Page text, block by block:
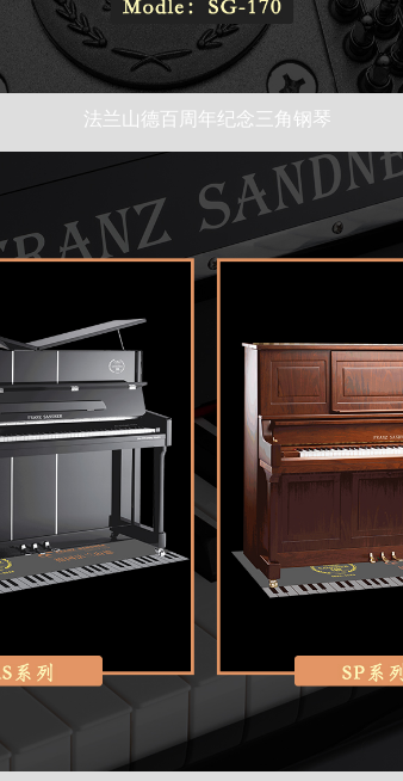
法兰山德百周年纪念三角钢琴